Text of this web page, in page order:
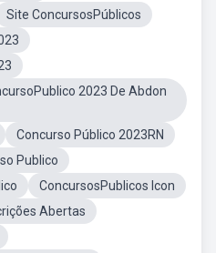
Site ConcursosPúblicos
2023 De Abdon
Concurso Público 2023RN
Publico
ConcursosPublicos Icon
Abertas